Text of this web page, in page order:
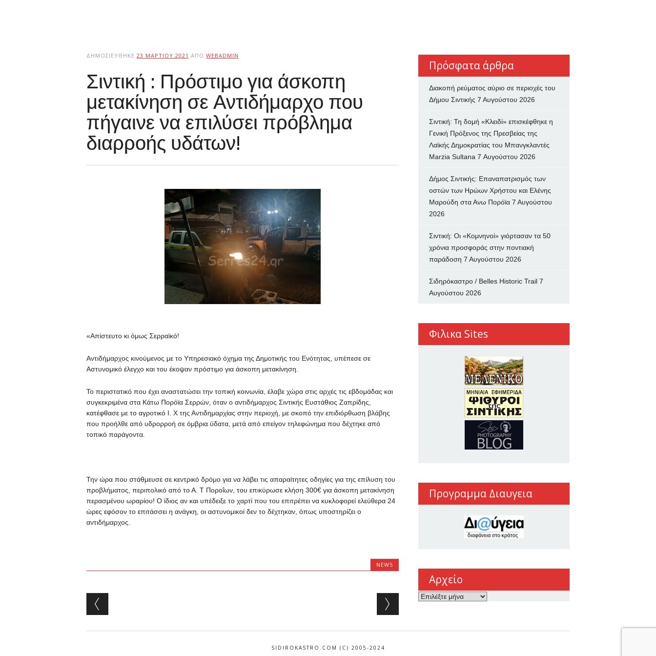
ΔΗΜΟΣΙΕΎΘΗΚΕ 23 ΜΑΡΤΊΟΥ 2021 ΑΠΌ WEBADMIN
Σιντική : Πρόστιμο για άσκοπη
μετακίνηση σε Αντιδήμαρχο που
πήγαινε να επιλύσει πρόβλημα
διαρροής υδάτων!
«Απίστευτο κι όμως Σερραϊκό!
Αντιδήμαρχος κινούμενος με το Υπηρεσιακό όχημα της Δημοτικής του Ενότητας, υπέπεσε σε
Αστυνομικό έλεγχο και του έκοψαν πρόστιμο για άσκοπη μετακίνηση.
Το περιστατικό που έχει αναστατώσει την τοπική κοινωνία, έλαβε χώρα στις αρχές τις εβδομάδας και
συγκεκριμένα στα Κάτω Πορόϊα Σερρών, όταν ο αντιδήμαρχος Σιντικής Ευστάθιος Ζαπρίδης,
κατέφθασε με το αγροτικό Ι. Χ της Αντιδημαρχίας στην περιοχή, με σκοπό την επιδιόρθωση βλάβης
που προήλθε από υδρορροή σε όμβρια ύδατα, μετά από επείγον τηλεφώνημα που δέχτηκε από
τοπικό παράγοντα.
Την ώρα που στάθμευσε σε κεντρικό δρόμο για να λάβει τις απαραίτητες οδηγίες για της επίλυση του
προβλήματος, περιπολικό από το Α. Τ Ποροΐων, του επικύρωσε κλήση 300€ για άσκοπη μετακίνηση
περασμένου ωραρίου! Ο ίδιος αν και υπέδειξε το χαρτί που του επιτρέπει να κυκλοφορεί ελεύθερα 24
ώρες εφόσον το επιτάσσει η ανάγκη, οι αστυνομικοί δεν το δέχτηκαν, όπως υποστηρίζει ο
αντιδήμαρχος.
NEWS
Post navigation
Πρόσφατα άρθρα
Διακοπή ρεύματος αύριο σε περιοχές του
Δήμου Σιντικής 7 Αυγούστου 2026
Σιντική: Τη δομή «Κλειδί» επισκέφθηκε η
Γενική Πρόξενος της Πρεσβείας της
Λαϊκής Δημοκρατίας του Μπανγκλαντές
Marzia Sultana 7 Αυγούστου 2026
Δήμος Σιντικής: Επαναπατρισμός των
oστών των Ηρώων Χρήστου και Ελένης
Μαρούδη στα Ανω Πορόϊα 7 Αυγούστου
2026
Σιντική: Οι «Κομνηνοί» γιόρτασαν τα 50
χρόνια προσφοράς στην ποντιακή
παράδοση 7 Αυγούστου 2026
Σιδηρόκαστρο / Belles Historic Trail 7
Αυγούστου 2026
Φιλικα Sites
Προγραμμα Διαυγεια
Αρχείο
Αρχείο
SIDIROKASTRO.COM (C) 2005-2024